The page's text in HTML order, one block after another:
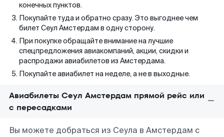
конечных пунктов.
Покупайте туда и обратно сразу. Это выгоднее чем
билет Сеул Амстердам в одну сторону.
При покупке обращайте внимание на лучшие
спецпредложения авиакомпаний, акции, скидки и
распродажи авиабилетов из Амстердама.
Покупайте авиабилет на неделе, а не в выходные.
Авиабилеты Сеул Амстердам прямой рейс или
с пересадками
Вы можете добраться из Сеула в Амстердам с